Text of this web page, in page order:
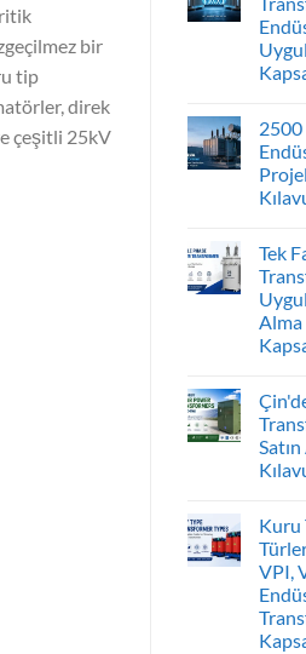
bir
tip
direk
çeşitli 25kV
Tek
Satın
Kuru
VPI,